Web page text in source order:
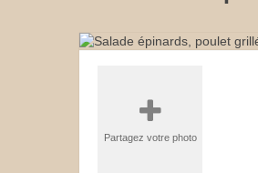
Partagez votre photo